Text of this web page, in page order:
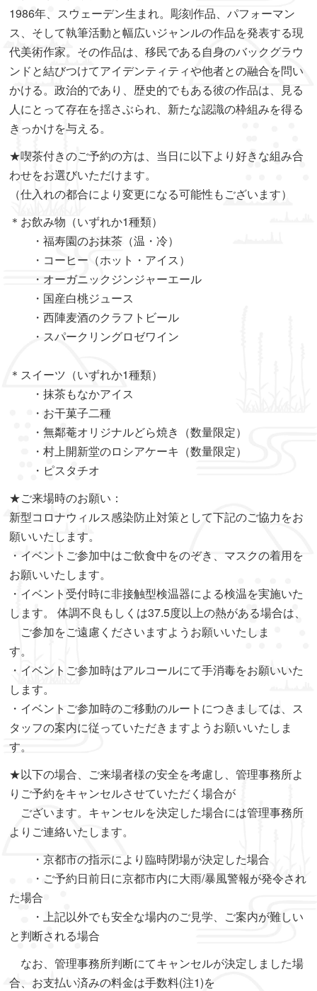
1986年、スウェーデン生まれ。彫刻作品、パフォーマン
ス、そして執筆活動と幅広いジャンルの作品を発表する現
代美術作家。その作品は、移民である自身のバックグラウ
ンドと結びつけてアイデンティティや他者との融合を問い
かける。政治的であり、歴史的でもある彼の作品は、見る
人にとって存在を揺さぶられ、新たな認識の枠組みを得る
きっかけを与える。
★喫茶付きのご予約の方は、当日に以下より好きな組み合
わせをお選びいただけます。
（仕入れの都合により変更になる可能性もございます）
＊お飲み物（いずれか1種類）
・福寿園のお抹茶（温・冷）
・コーヒー（ホット・アイス）
・オーガニックジンジャーエール
・国産白桃ジュース
・西陣麦酒のクラフトビール
・スパークリングロゼワイン
＊スイーツ（いずれか1種類）
・抹茶もなかアイス
・お干菓子二種
・無鄰菴オリジナルどら焼き（数量限定）
・村上開新堂のロシアケーキ（数量限定）
・ピスタチオ
★ご来場時のお願い：
新型コロナウィルス感染防止対策として下記のご協力をお
願いいたします。
・イベントご参加中はご飲食中をのぞき、マスクの着用を
お願いいたします。
・イベント受付時に非接触型検温器による検温を実施いた
します。 体調不良もしくは37.5度以上の熱がある場合は、
ご参加をご遠慮くださいますようお願いいたしま
す。
・イベントご参加時はアルコールにて手消毒をお願いいた
します。
・イベントご参加時のご移動のルートにつきましては、ス
タッフの案内に従っていただきますようお願いいたしま
す。
★以下の場合、ご来場者様の安全を考慮し、管理事務所よ
りご予約をキャンセルさせていただく場合が
ございます。キャンセルを決定した場合には管理事務所
よりご連絡いたします。
・京都市の指示により臨時閉場が決定した場合
・ご予約日前日に京都市内に大雨/暴風警報が発令され
た場合
・上記以外でも安全な場内のご見学、ご案内が難しい
と判断される場合
なお、管理事務所判断にてキャンセルが決定しました場
合、お支払い済みの料金は手数料(注1)を